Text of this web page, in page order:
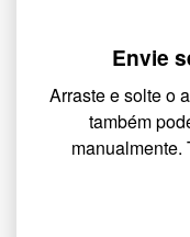
Envie
Arraste e solte o
também
manualmente.